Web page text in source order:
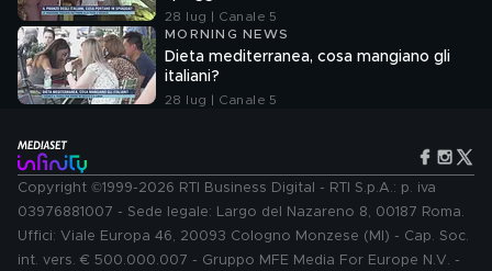
28 lug | Canale 5
MORNING NEWS
Dieta mediterranea, cosa mangiano gli
italiani?
28 lug | Canale 5
Copyright ©1999-2026 RTI Business Digital - RTI S.p.A.: p. iva
03976881007 - Sede legale: Largo del Nazareno 8, 00187 Roma.
Uffici: Viale Europa 46, 20093 Cologno Monzese (MI) - Cap. Soc.
int. vers. € 500.000.007 - Gruppo MFE Media For Europe N.V. -